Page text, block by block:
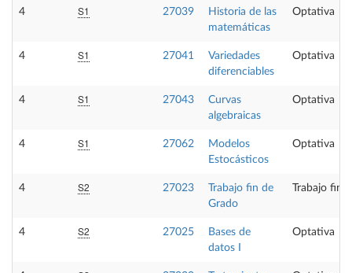
4 S1 27039
Historia de las
matemáticas
Optativa
4 S1 27041
Variedades
diferenciables
Optativa
4 S1 27043
Curvas
algebraicas
Optativa
4 S1 27062
Modelos
Estocásticos
Optativa
4 S2 27023
Trabajo fin de
Grado
Trabajo fin
4 S2 27025
Bases de
datos I
Optativa